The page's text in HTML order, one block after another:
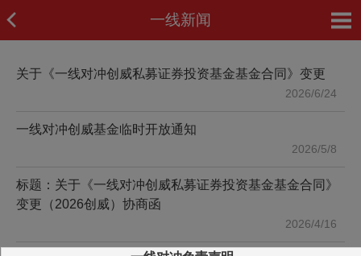
一线新闻
关于《一线对冲创威私募证券投资基金基金合同》变更
2026/6/24
一线对冲创威基金临时开放通知
2026/5/8
标题：关于《一线对冲创威私募证券投资基金基金合同》
变更（2026创威）协商函
2026/4/16